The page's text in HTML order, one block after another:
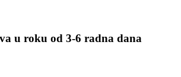
u roku od 3-6 radna dana